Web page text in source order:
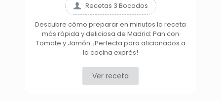
Recetas 3 Bocados
Descubre cómo preparar en minutos la receta
más rápida y deliciosa de Madrid: Pan con
Tomate y Jamón. ¡Perfecta para aficionados a
la cocina exprés!
Ver receta